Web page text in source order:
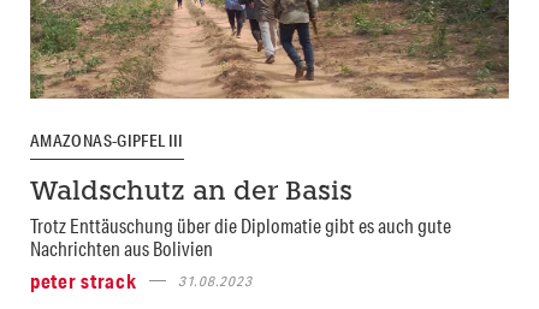
AMAZONAS-GIPFEL III
Waldschutz an der Basis
Trotz Enttäuschung über die Diplomatie gibt es auch gute
Nachrichten aus Bolivien
peter strack
31.08.2023